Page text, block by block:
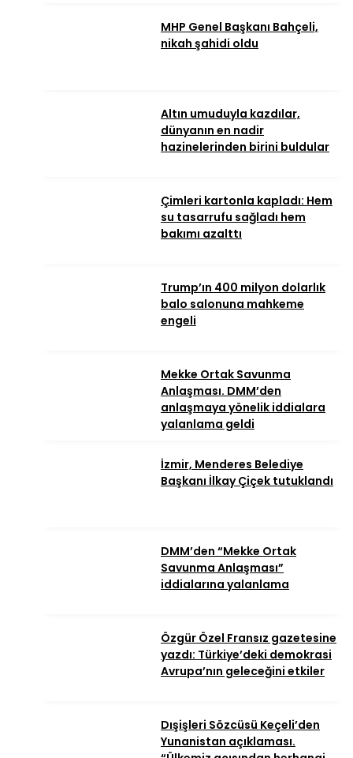
MHP Genel Başkanı Bahçeli,
nikah şahidi oldu
Altın umuduyla kazdılar,
dünyanın en nadir
hazinelerinden birini buldular
Çimleri kartonla kapladı: Hem
su tasarrufu sağladı hem
bakımı azalttı
Trump’ın 400 milyon dolarlık
balo salonuna mahkeme
engeli
Mekke Ortak Savunma
Anlaşması. DMM’den
anlaşmaya yönelik iddialara
yalanlama geldi
İzmir, Menderes Belediye
Başkanı İlkay Çiçek tutuklandı
DMM’den “Mekke Ortak
Savunma Anlaşması”
iddialarına yalanlama
Özgür Özel Fransız gazetesine
yazdı: Türkiye’deki demokrasi
Avrupa’nın geleceğini etkiler
Dışişleri Sözcüsü Keçeli’den
Yunanistan açıklaması.